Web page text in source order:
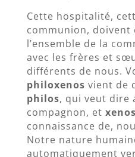
Cette hospitalité,
communion, doivent
l’ensemble de la
avec les frères et
différents de nous.
philoxenos vient de
philos, qui veut dire
compagnon, et xenos
connaissance de,
Notre nature
automatiquement